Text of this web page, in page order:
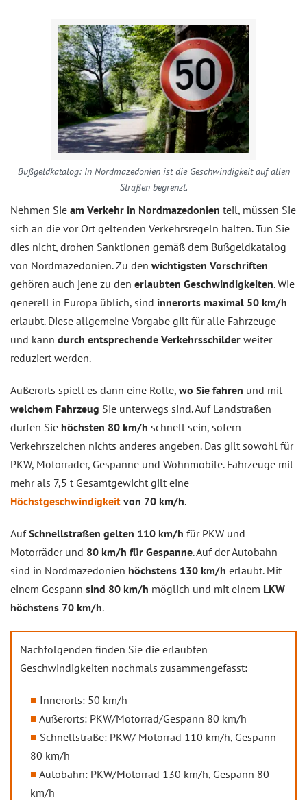
Bußgeldkatalog: In Nordmazedonien ist die Geschwindigkeit auf allen
Straßen begrenzt.
Nehmen Sie am Verkehr in Nordmazedonien teil, müssen Sie
sich an die vor Ort geltenden Verkehrsregeln halten. Tun Sie
dies nicht, drohen Sanktionen gemäß dem Bußgeldkatalog
von Nordmazedonien. Zu den wichtigsten Vorschriften
gehören auch jene zu den erlaubten Geschwindigkeiten. Wie
generell in Europa üblich, sind innerorts maximal 50 km/h
erlaubt. Diese allgemeine Vorgabe gilt für alle Fahrzeuge
und kann durch entsprechende Verkehrsschilder weiter
reduziert werden.
Außerorts spielt es dann eine Rolle, wo Sie fahren und mit
welchem Fahrzeug Sie unterwegs sind. Auf Landstraßen
dürfen Sie höchsten 80 km/h schnell sein, sofern
Verkehrszeichen nichts anderes angeben. Das gilt sowohl für
PKW, Motorräder, Gespanne und Wohnmobile. Fahrzeuge mit
mehr als 7,5 t Gesamtgewicht gilt eine
Höchstgeschwindigkeit von 70 km/h.
AufSchnellstraßen gelten 110 km/h für PKW und
Motorräder und 80 km/h für Gespanne. Auf der Autobahn
sind in Nordmazedonien höchstens 130 km/h erlaubt. Mit
einem Gespann sind 80 km/h möglich und mit einem LKW
höchstens 70 km/h.
Nachfolgenden finden Sie die erlaubten
Geschwindigkeiten nochmals zusammengefasst:
Innerorts: 50 km/h
Außerorts: PKW/Motorrad/Gespann 80 km/h
Schnellstraße: PKW/ Motorrad 110 km/h, Gespann
80 km/h
Autobahn: PKW/Motorrad 130 km/h, Gespann 80
km/h